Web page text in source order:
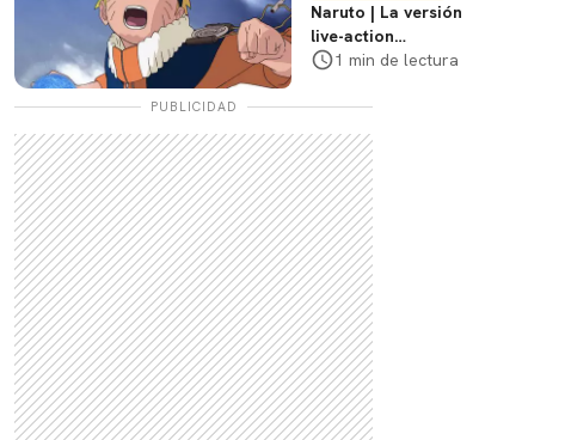
Naruto | La versión
live-action
explorará la
dice el director
1 min de lectura
PUBLICIDAD